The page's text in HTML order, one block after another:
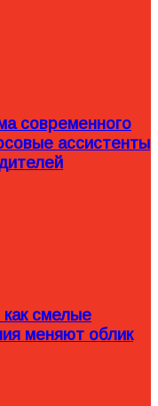
современного
ассистенты
как смелые
меняют облик